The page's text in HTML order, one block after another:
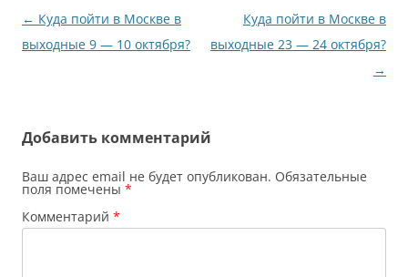
Навигация
по
← Куда пойти в Москве в
выходные 9 — 10 октября?
Куда пойти в Москве в
выходные 23 — 24 октября?
→
Добавить комментарий
Ваш адрес email не будет опубликован. Обязательные
поля помечены *
Комментарий *